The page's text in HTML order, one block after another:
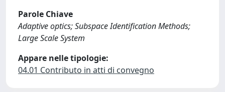
Parole Chiave
Adaptive optics; Subspace Identification Methods;
Large Scale System
Appare nelle tipologie:
04.01 Contributo in atti di convegno